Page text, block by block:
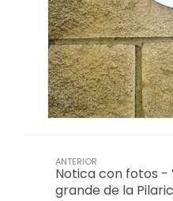
ANTERIOR
Notica con fotos -
grande de la